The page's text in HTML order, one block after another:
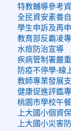
特教輔導參考
全民資安素養
學生申訴及再
教育部反霸凌
水痘防治宣導
疾病管制署嚴
防疫不停學-線
教師專業發展
健康促進評鑑
桃園市學校午
上大國小個資
上大國小災害